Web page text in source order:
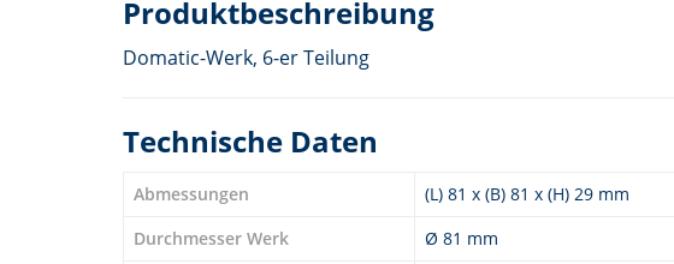
Produktbeschreibung
Domatic-Werk, 6-er Teilung
Technische Daten
Abmessungen
(L) 81 x (B) 81 x (H) 29 mm
Durchmesser Werk
Ø 81 mm